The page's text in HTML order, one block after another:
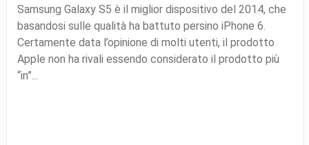
Samsung Galaxy S5 è il miglior dispositivo del 2014, che
basandosi sulle qualità ha battuto persino iPhone 6.
Certamente data l’opinione di molti utenti, il prodotto
Apple non ha rivali essendo considerato il prodotto più
“in”...